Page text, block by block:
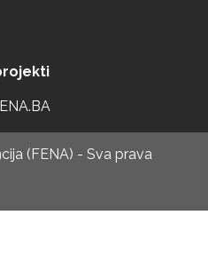
(FENA) - Sva prava